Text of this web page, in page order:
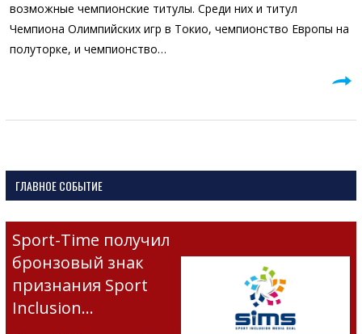
возможные чемпионские титулы. Среди них и титул
Чемпиона Олимпийских игр в Токио, чемпионство Европы на
полуторке, и чемпионство…
ГЛАВНОЕ СОБЫТИЕ
Sport-Time получил
бронзовый знак
признания Sport
Inclusion…